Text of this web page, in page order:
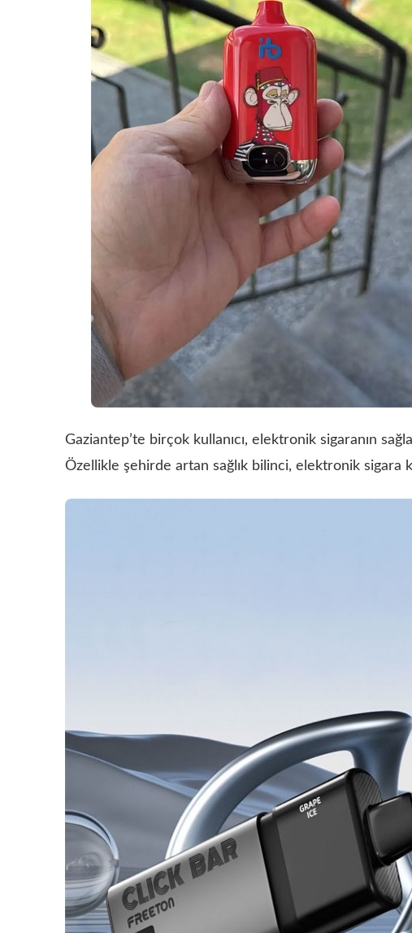
Gaziantep’te birçok kullanıcı, elektronik sigaranın
Özellikle şehirde artan sağlık bilinci, elektronik sigara